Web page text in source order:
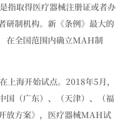
取得医疗器械注册证或者办
研制机构。新《条例》最大的
在全国范围内确立MAH制
海开始试点。2018年5月，
国（广东）、（天津）、（福
放方案》，医疗器械MAH试